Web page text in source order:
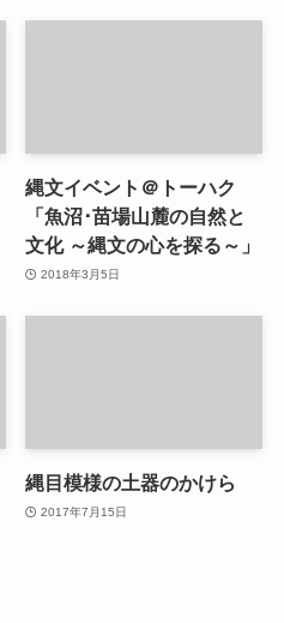
縄文イベント＠トーハク
「魚沼･苗場山麓の自然と
文化 ～縄文の心を探る～」
2018年3月5日
縄目模様の土器のかけら
2017年7月15日